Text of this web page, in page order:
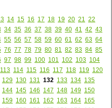
14 15 16 17 18 19 20 21
22
34 35 36 37 38 39 40 41 42 43
55 56 57 58 59 60 61 62 63 64
76 77 78 79 80 81 82 83 84 85
97 98 99 100 101 102 103 104
113 114 115 116 117 118 119 120
129 130 131 132 133 134 135
144 145 146 147 148 149 150
159 160 161 162 163 164 165